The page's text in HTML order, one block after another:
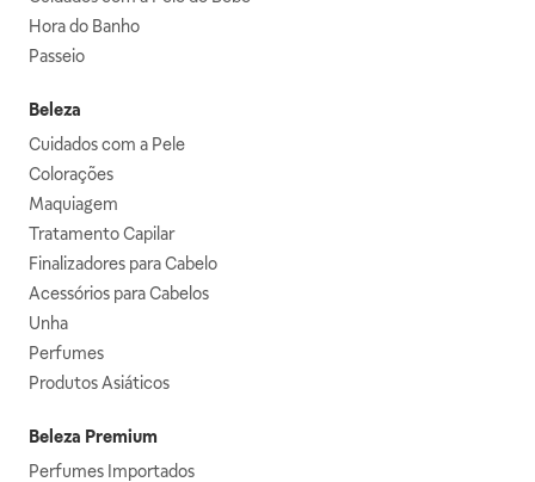
Hora do Banho
Passeio
Beleza
Cuidados com a Pele
Colorações
Maquiagem
Tratamento Capilar
Finalizadores para Cabelo
Acessórios para Cabelos
Unha
Perfumes
Produtos Asiáticos
Beleza Premium
Perfumes Importados